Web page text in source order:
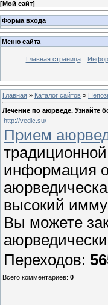
[Мой сайт]
Форма входа
Меню сайта
Главная страница
Главная » Каталог сайтов »
Лечение по аюрведе. Узнайте
http://vedic.su/
Прием
информация
высокий
Вы можете
Переходов:
Всего комментариев: 0